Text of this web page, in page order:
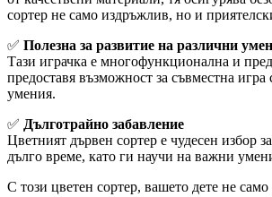
сортер не само издръжлив, но и
✅ Полезна за развитие на различни
Тази играчка е многофункционална и
предоставя възможност за съвместна
умения.
✅ Дълготрайно забавление
Цветният дървен сортер е чудесен избор
дълго време, като ги научи на важни
С този цветен сортер, вашето дете не